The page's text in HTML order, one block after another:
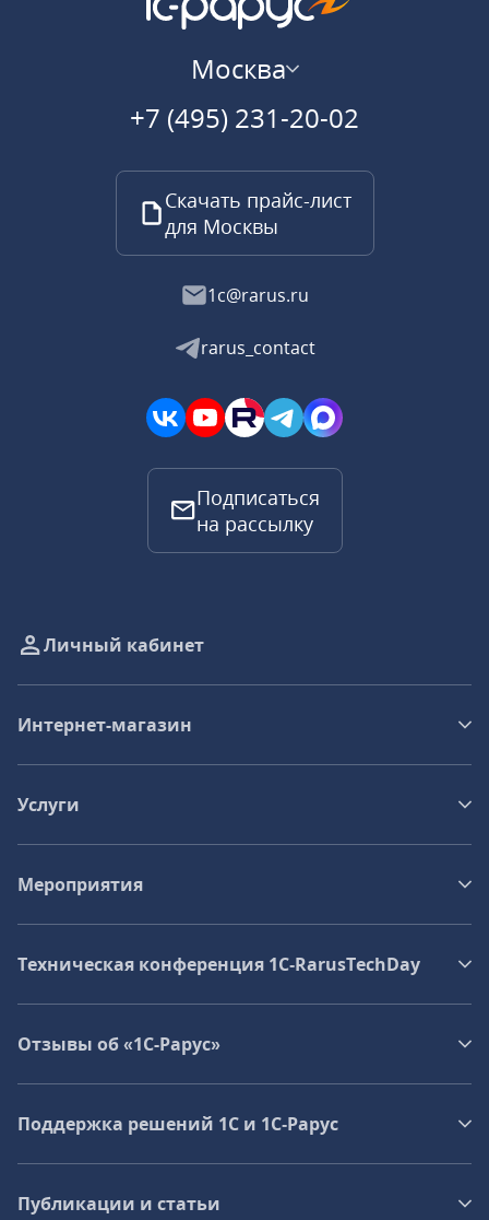
Москва
+7 (495) 231-20-02
Скачать прайс-лист
для Москвы
1c@rarus.ru
rarus_contact
Подписаться
на рассылку
Личный кабинет
Интернет-магазин
Услуги
Мероприятия
Техническая конференция 1C‑RarusTechDay
Отзывы об «1С-Рарус»
Поддержка решений 1С и 1С‑Рарус
Публикации и статьи